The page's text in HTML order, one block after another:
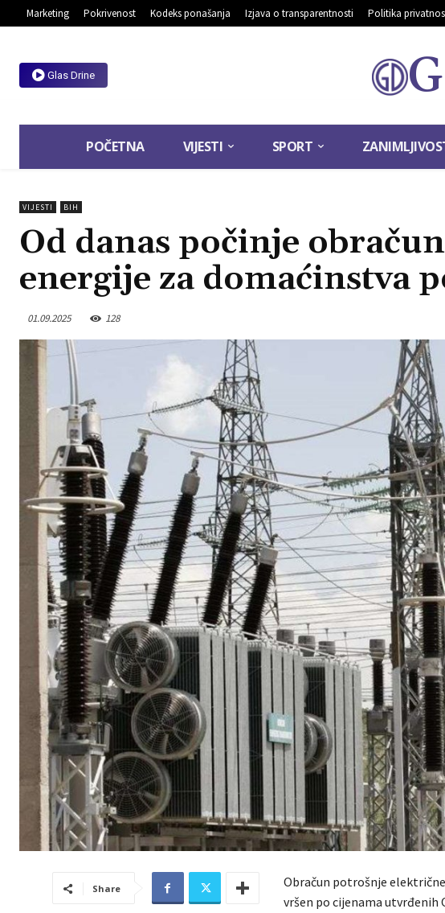
Marketing Pokrivenost Kodeks ponašanja Izjava o transparentnosti Politika
Glas Drine
POČETNA VIJESTI SPORT
VIJESTI BIH
Od danas počinje
energije za domaćinstva
01.09.2025 128
Share
Obračun potrošnje
vršen po cijenama utvrđenih